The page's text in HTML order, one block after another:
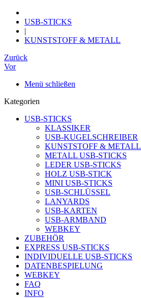
USB-STICKS
|
KUNSTSTOFF & METALL
Zurück
Vor
Menü schließen
Kategorien
USB-STICKS
KLASSIKER
USB-KUGELSCHREIBER
KUNSTSTOFF & METALL
METALL USB-STICKS
LEDER USB-STICKS
HOLZ USB-STICK
MINI USB-STICKS
USB-SCHLÜSSEL
LANYARDS
USB-KARTEN
USB-ARMBAND
WEBKEY
ZUBEHÖR
EXPRESS USB-STICKS
INDIVIDUELLE USB-STICKS
DATENBESPIELUNG
WEBKEY
FAQ
INFO